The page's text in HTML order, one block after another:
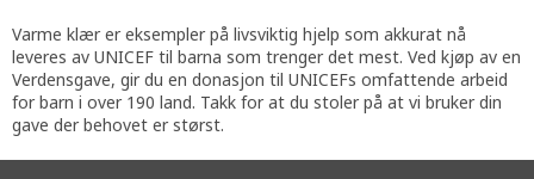
Varme klær er eksempler på livsviktig hjelp som akkurat nå
leveres av UNICEF til barna som trenger det mest. Ved kjøp av en
Verdensgave, gir du en donasjon til UNICEFs omfattende arbeid
for barn i over 190 land. Takk for at du stoler på at vi bruker din
gave der behovet er størst.